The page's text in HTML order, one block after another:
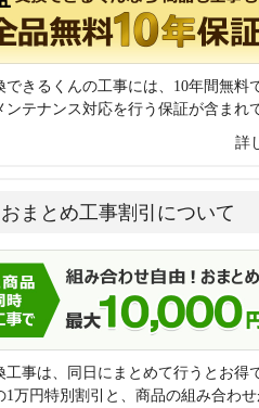
できるくんの工事には、10年間無料
ンテナンス対応を行う保証が含まれ
詳
おまとめ工事割引について
工事は、同日にまとめて行うとお得
1万円特別割引と、商品の組み合わ